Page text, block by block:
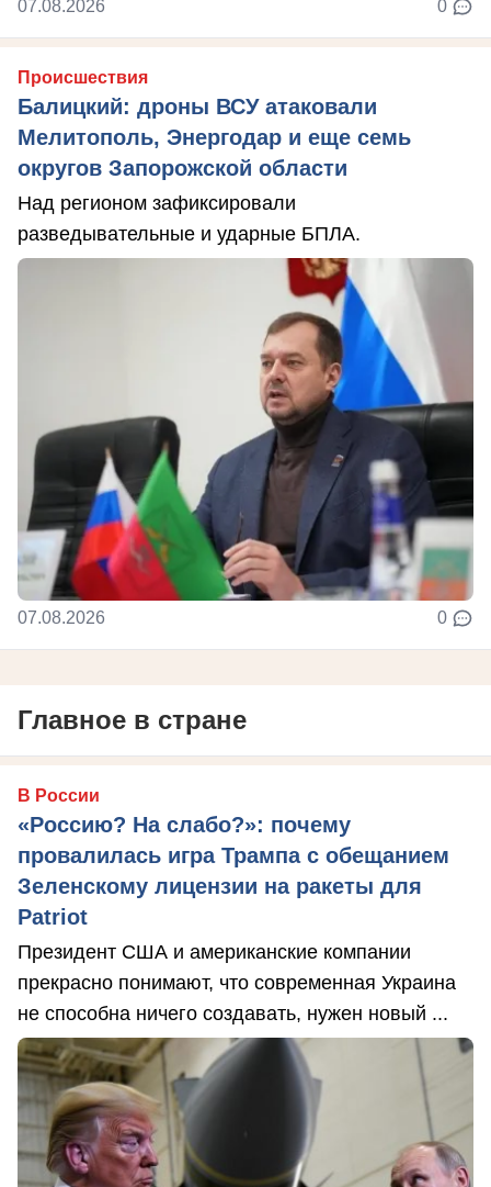
07.08.2026 0
Происшествия
Балицкий: дроны ВСУ атаковали
Мелитополь, Энергодар и еще семь
округов Запорожской области
Над регионом зафиксировали
разведывательные и ударные БПЛА.
07.08.2026 0
Главное в стране
В России
«Россию? На слабо?»: почему
провалилась игра Трампа с обещанием
Зеленскому лицензии на ракеты для
Patriot
Президент США и американские компании
прекрасно понимают, что современная Украина
не способна ничего создавать, нужен новый ...